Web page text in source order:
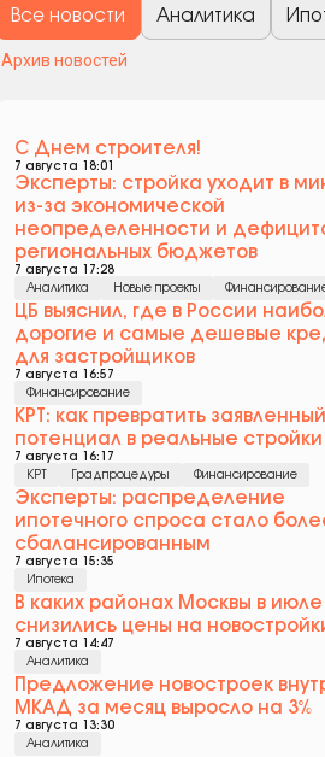
Все новости Аналитика
Архив новостей
С Днем строителя!
7 августа 18:01
Эксперты: стройка уходит в
из-за экономической
неопределенности и
региональных бюджетов
7 августа 17:28
Аналитика
Новые проекты
ЦБ выяснил, где в России
дорогие и самые дешевые
для застройщиков
7 августа 16:57
Финансирование
КРТ: как превратить заявленный
потенциал в реальные стройки
7 августа 16:17
КРТ
Градпроцедуры Финансирование
Эксперты: распределение
ипотечного спроса стало
сбалансированным
7 августа 15:35
Ипотека
В каких районах Москвы в июле
снизились цены на
7 августа 14:47
Аналитика
Предложение новостроек
МКАД за месяц выросло на 3%
7 августа 13:30
Аналитика